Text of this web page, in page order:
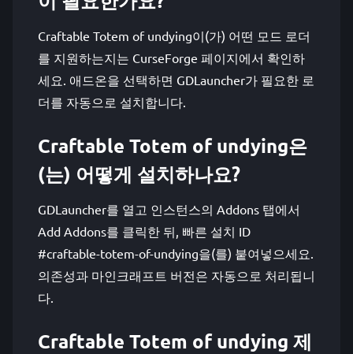
Craftable Totem of undying이(가) 어떤 모드 로더
를 지원하는지는 CurseForge 페이지에서 확인하
세요. 애드온을 선택하면 GDLauncher가 필요한 로
더를 자동으로 설치합니다.
Craftable Totem of undying은
(는) 어떻게 설치하나요?
GDLauncher를 열고 인스턴스의 Addons 탭에서
Add Addons를 클릭한 뒤, 빠른 설치 ID
#craftable-totem-of-undying을(를) 붙여넣으세요.
의존성과 마인크래프트 버전은 자동으로 처리됩니
다.
Craftable Totem of undying 제